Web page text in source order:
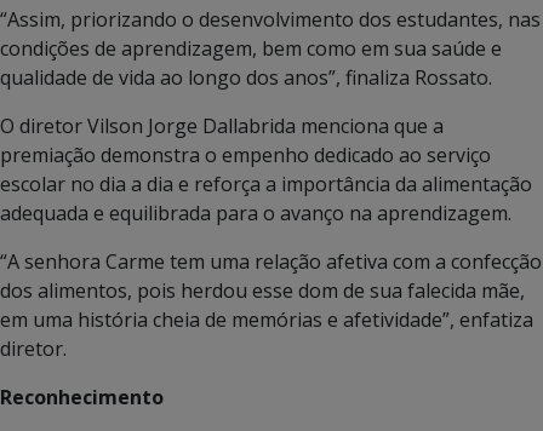
“Assim, priorizando o desenvolvimento dos estudantes, nas
condições de aprendizagem, bem como em sua saúde e
qualidade de vida ao longo dos anos”, finaliza Rossato.
O diretor Vilson Jorge Dallabrida menciona que a
premiação demonstra o empenho dedicado ao serviço
escolar no dia a dia e reforça a importância da alimentação
adequada e equilibrada para o avanço na aprendizagem.
“A senhora Carme tem uma relação afetiva com a confecção
dos alimentos, pois herdou esse dom de sua falecida mãe,
em uma história cheia de memórias e afetividade”, enfatiza
diretor.
Reconhecimento